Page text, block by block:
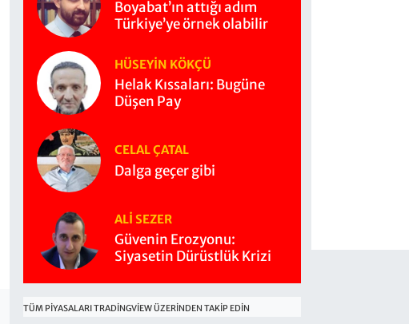
Boyabat’ın attığı adım
Türkiye’ye örnek olabilir
HÜSEYIN KÖKÇÜ
Helak Kıssaları: Bugüne
Düşen Pay
CELAL ÇATAL
Dalga geçer gibi
ALI SEZER
Güvenin Erozyonu:
Siyasetin Dürüstlük Krizi
TÜM PIYASALARI TRADINGVIEW ÜZERINDEN TAKIP EDIN